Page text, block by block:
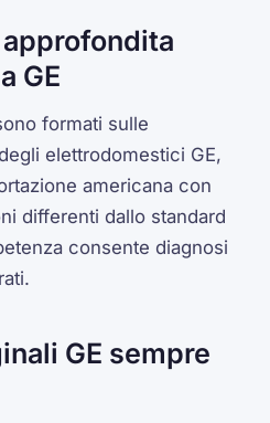
GE
formati sulle
elettrodomestici GE,
americana con
differenti dallo standard
consente diagnosi
GE sempre